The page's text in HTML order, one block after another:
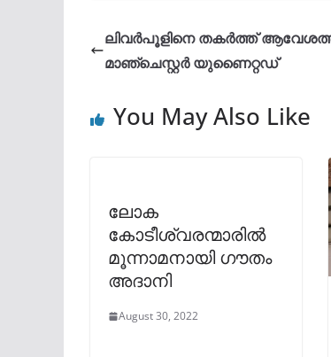
ലിവർപൂളിനെ തകര്‍ത്ത്
മാഞ്ചെസ്റ്റര്‍ യുണൈറ്റഡ്
You May Also Like
ലോക
കോടീശ്വരന്മാരിൽ
മൂന്നാമനായി ഗൗതം
അദാനി
August 30, 2022